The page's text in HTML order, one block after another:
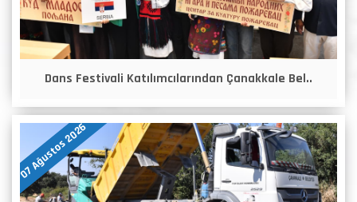
Dans Festivali Katılımcılarından Çanakkale Bel..
07 Ağustos 2026